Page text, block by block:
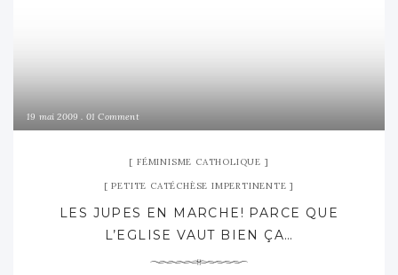
19 mai 2009 01 Comment
FÉMINISME CATHOLIQUE
PETITE CATÉCHÈSE IMPERTINENTE
LES JUPES EN MARCHE! PARCE QUE
L’EGLISE VAUT BIEN ÇA…